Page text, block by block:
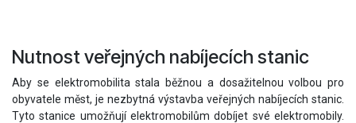
Nutnost veřejných nabíjecích stanic
Aby se elektromobilita stala běžnou a dosažitelnou volbou pro
obyvatele měst, je nezbytná výstavba veřejných nabíjecích stanic.
Tyto stanice umožňují elektromobilům dobíjet své elektromobily.